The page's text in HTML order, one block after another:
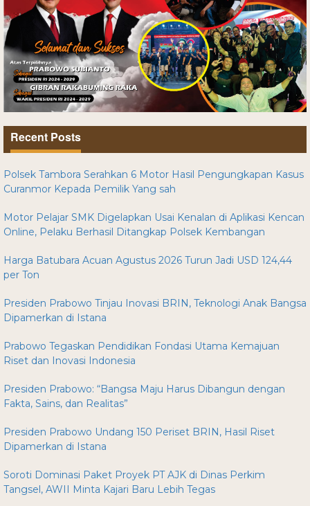
Recent Posts
Polsek Tambora Serahkan 6 Motor Hasil Pengungkapan Kasus
Curanmor Kepada Pemilik Yang sah
Motor Pelajar SMK Digelapkan Usai Kenalan di Aplikasi Kencan
Online, Pelaku Berhasil Ditangkap Polsek Kembangan
Harga Batubara Acuan Agustus 2026 Turun Jadi USD 124,44
per Ton
Presiden Prabowo Tinjau Inovasi BRIN, Teknologi Anak Bangsa
Dipamerkan di Istana
Prabowo Tegaskan Pendidikan Fondasi Utama Kemajuan
Riset dan Inovasi Indonesia
Presiden Prabowo: “Bangsa Maju Harus Dibangun dengan
Fakta, Sains, dan Realitas”
Presiden Prabowo Undang 150 Periset BRIN, Hasil Riset
Dipamerkan di Istana
Soroti Dominasi Paket Proyek PT AJK di Dinas Perkim
Tangsel, AWII Minta Kajari Baru Lebih Tegas